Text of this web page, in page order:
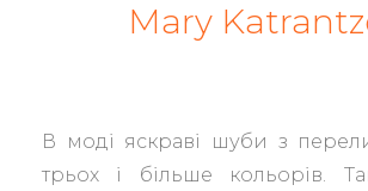
Mary
В моді яскраві шуби з
трьох і більше кольорів.